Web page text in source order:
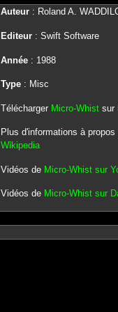
Auteur: Roland A.
Editeur: Swift Software
Année: 1988
Type: Misc
Télécharger Micro-Whistsur
Plus d'informations à propos
Wikipedia
Vidéos de Micro-Whist sur
Vidéos de Micro-Whist sur